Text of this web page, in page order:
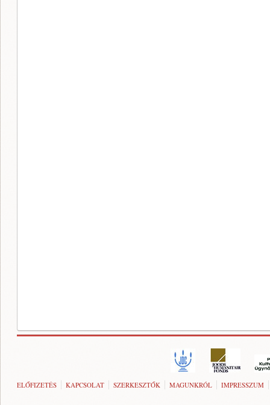
ELŐFIZETÉS KAPCSOLAT SZERKESZTŐK MAGUNKRÓL IMPRESSZUM